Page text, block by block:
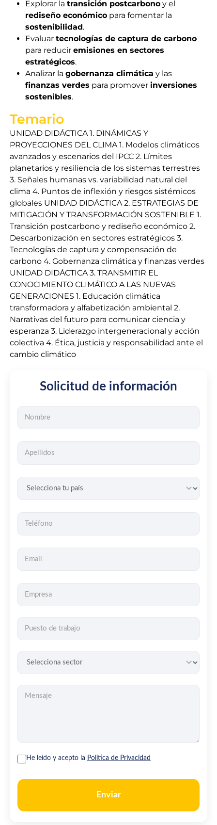
Explorar la transición postcarbono y el
rediseño económico para fomentar la
sostenibilidad.
Evaluar tecnologías de captura de carbono
para reducir emisiones en sectores
estratégicos.
Analizar la gobernanza climática y las
finanzas verdes para promover inversiones
sostenibles.
Temario
UNIDAD DIDÁCTICA 1. DINÁMICAS Y
PROYECCIONES DEL CLIMA 1. Modelos climáticos
avanzados y escenarios del IPCC 2. Límites
planetarios y resiliencia de los sistemas terrestres
3. Señales humanas vs. variabilidad natural del
clima 4. Puntos de inflexión y riesgos sistémicos
globales UNIDAD DIDÁCTICA 2. ESTRATEGIAS DE
MITIGACIÓN Y TRANSFORMACIÓN SOSTENIBLE 1.
Transición postcarbono y rediseño económico 2.
Descarbonización en sectores estratégicos 3.
Tecnologías de captura y compensación de
carbono 4. Gobernanza climática y finanzas verdes
UNIDAD DIDÁCTICA 3. TRANSMITIR EL
CONOCIMIENTO CLIMÁTICO A LAS NUEVAS
GENERACIONES 1. Educación climática
transformadora y alfabetización ambiental 2.
Narrativas del futuro para comunicar ciencia y
esperanza 3. Liderazgo intergeneracional y acción
colectiva 4. Ética, justicia y responsabilidad ante el
cambio climático
Solicitud de información
He leído y acepto la Política de Privacidad
Enviar